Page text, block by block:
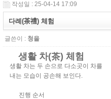
작성일 : 25-04-14 17:09
다례(茶禮) 체험
글쓴이 : 청을
생활 차(茶) 체험
생활 차는 두 손으로 다소곳이 차를
내는 모습이 공손해 보인다.
진행 순서